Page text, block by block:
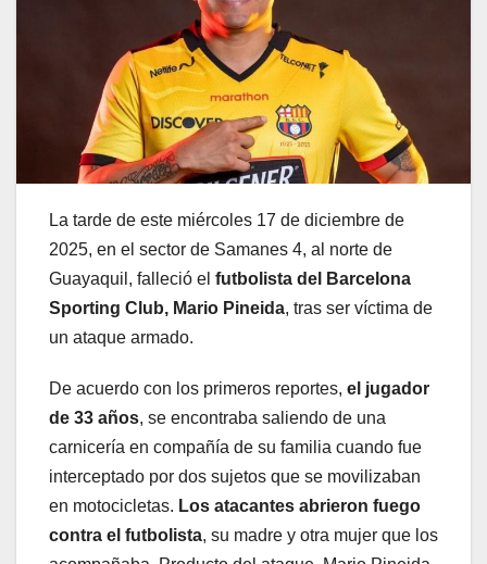
La tarde de este miércoles 17 de diciembre de
2025, en el sector de Samanes 4, al norte de
Guayaquil, falleció el futbolista del Barcelona
Sporting Club, Mario Pineida, tras ser víctima de
un ataque armado.
De acuerdo con los primeros reportes, el jugador
de 33 años, se encontraba saliendo de una
carnicería en compañía de su familia cuando fue
interceptado por dos sujetos que se movilizaban
en motocicletas. Los atacantes abrieron fuego
contra el futbolista, su madre y otra mujer que los